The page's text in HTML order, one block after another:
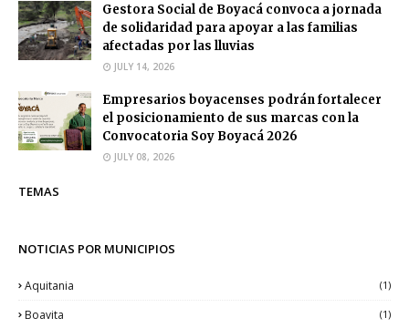
Gestora Social de Boyacá convoca a jornada
de solidaridad para apoyar a las familias
afectadas por las lluvias
JULY 14, 2026
Empresarios boyacenses podrán fortalecer
el posicionamiento de sus marcas con la
Convocatoria Soy Boyacá 2026
JULY 08, 2026
TEMAS
NOTICIAS POR MUNICIPIOS
Aquitania (1)
Boavita (1)